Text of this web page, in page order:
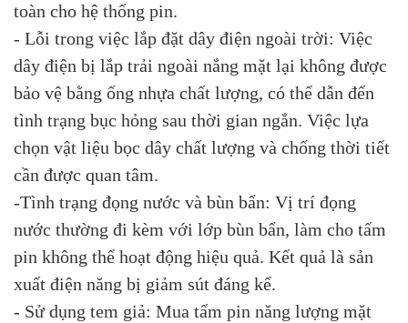
toàn cho hệ thống pin.
- Lỗi trong việc lắp đặt dây điện ngoài trời: Việc
dây điện bị lắp trải ngoài nắng mặt lại không được
bảo vệ bằng ống nhựa chất lượng, có thể dẫn đến
tình trạng bục hỏng sau thời gian ngắn. Việc lựa
chọn vật liệu bọc dây chất lượng và chống thời tiết
cần được quan tâm.
-Tình trạng đọng nước và bùn bẩn: Vị trí đọng
nước thường đi kèm với lớp bùn bẩn, làm cho tấm
pin không thể hoạt động hiệu quả. Kết quả là sản
xuất điện năng bị giảm sút đáng kể.
- Sử dụng tem giả: Mua tấm pin năng lượng mặt